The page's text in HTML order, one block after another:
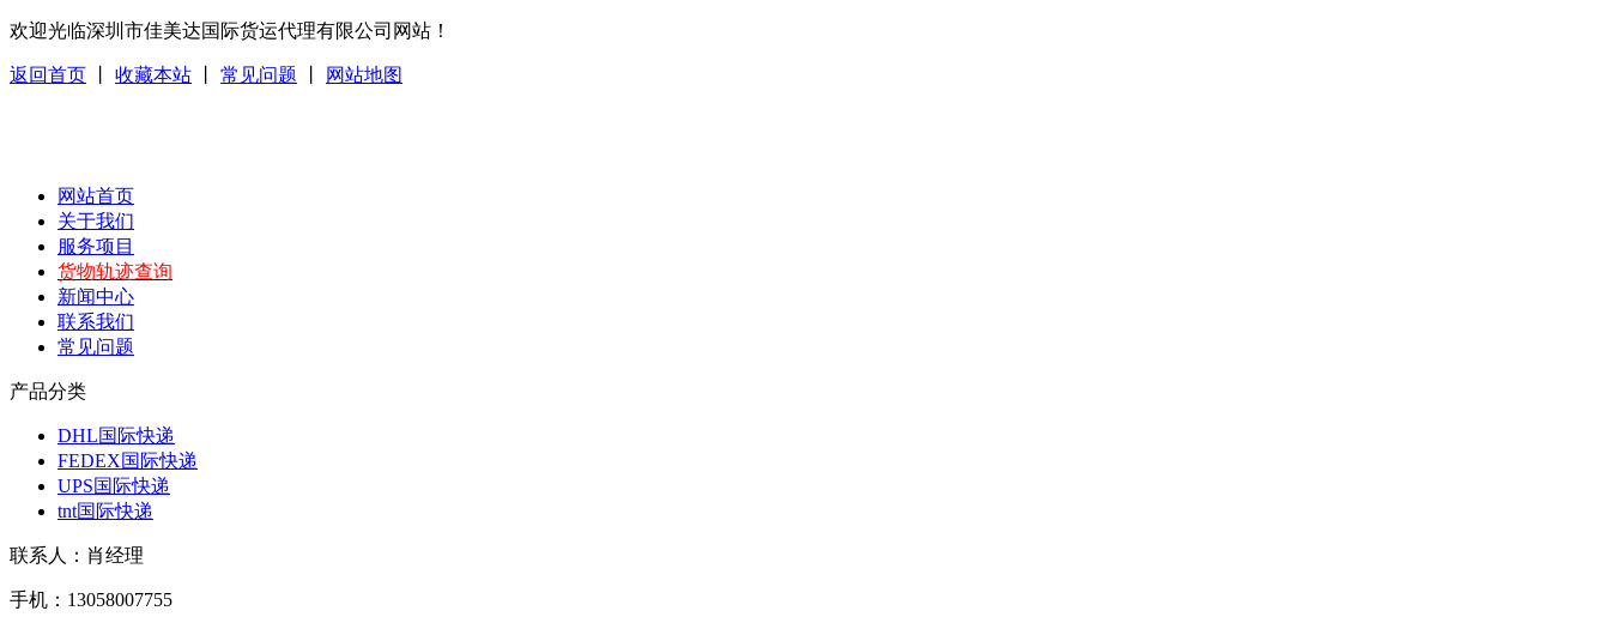
欢迎光临深圳市佳美达国际货运代理有限公司网站！
返回首页 收藏本站 常见问题 网站地图
网站首页
关于我们
服务项目
货物轨迹查询
新闻中心
联系我们
常见问题
产品分类
DHL国际快递
FEDEX国际快递
UPS国际快递
tnt国际快递
联系人：肖经理
手机：13058007755